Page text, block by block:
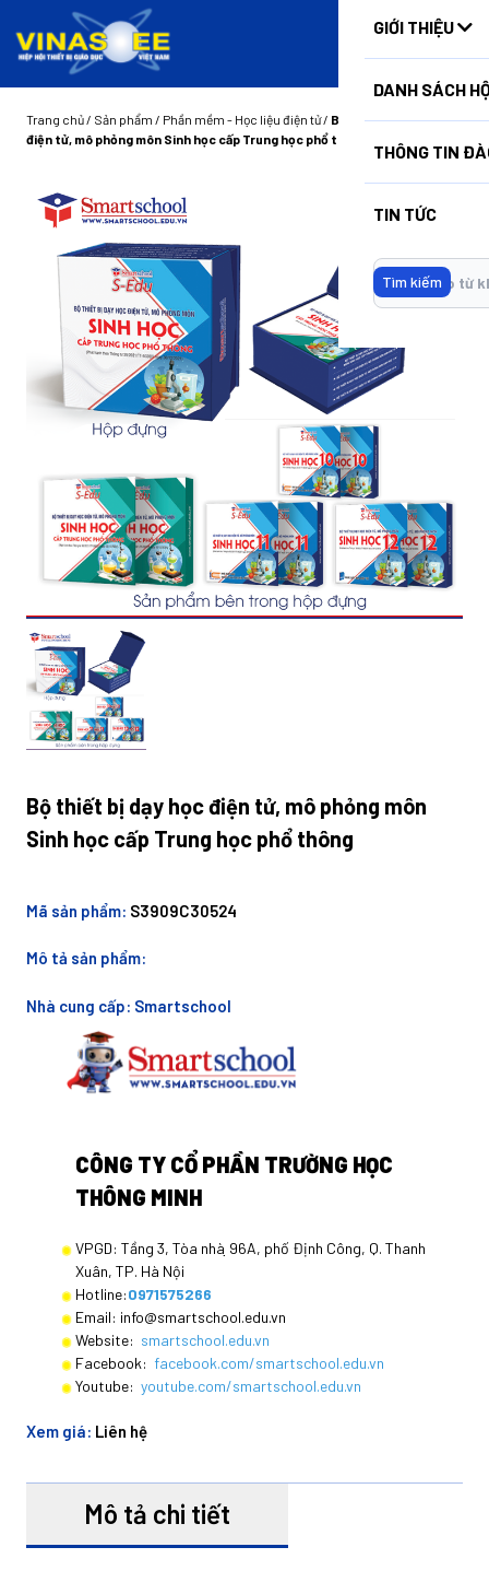
HUẤN
GIỚI THIỆU
DANH SÁCH
THÔNG TIN
TIN TỨC
Tìm kiếm
Trang chủ/ Sản phẩm / Phần mềm - Học liệu điện tử/ Bộ thiết bị dạy học
điện tử, mô phỏng môn Sinh học cấp Trung học phổ thông
Bộ thiết bị dạy học điện tử, mô phỏng môn
Sinh học cấp Trung học phổ thông
Mã sản phẩm: S3909C30524
Mô tả sản phẩm:
Nhà cung cấp: Smartschool
CÔNG TY CỔ PHẦN TRƯỜNG HỌC
THÔNG MINH
VPGD: Tầng 3, Tòa nhà ̣96A, phố Định Công, Q. Thanh
Xuân, TP. Hà Nội
Hotline:0971575266
Email: info@smartschool.edu.vn
Website: smartschool.edu.vn
Facebook: facebook.com/smartschool.edu.vn
Youtube: youtube.com/smartschool.edu.vn
Xem giá: Liên hệ
Mô tả chi tiết